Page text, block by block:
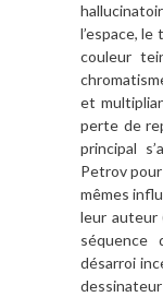
l’espace,
couleur
et
perte de
principal
Petrov
mêmes
leur auteur
séquence
désarroi